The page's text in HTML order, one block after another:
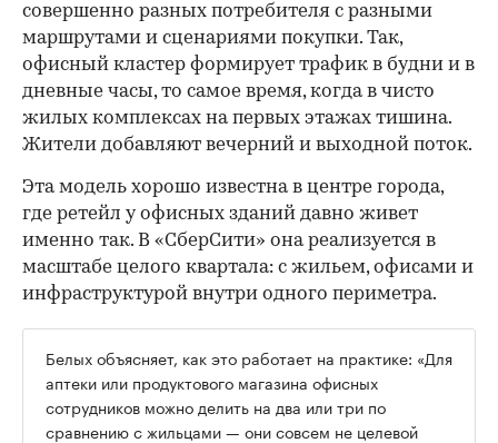
совершенно разных потребителя с разными
маршрутами и сценариями покупки. Так,
офисный кластер формирует трафик в будни и в
дневные часы, то самое время, когда в чисто
жилых комплексах на первых этажах тишина.
Жители добавляют вечерний и выходной поток.
Эта модель хорошо известна в центре города,
где ретейл у офисных зданий давно живет
именно так. В «СберСити» она реализуется в
масштабе целого квартала: с жильем, офисами и
инфраструктурой внутри одного периметра.
Белых объясняет, как это работает на практике: «Для
аптеки или продуктового магазина офисных
сотрудников можно делить на два или три по
сравнению с жильцами — они совсем не целевой